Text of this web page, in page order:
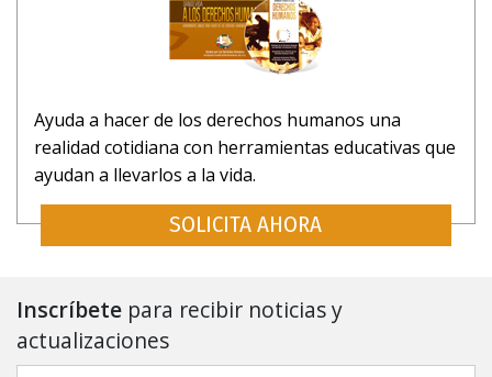
Ayuda a hacer de los derechos humanos una
realidad cotidiana con herramientas educativas que
ayudan a llevarlos a la vida.
SOLICITA AHORA
Inscríbete para recibir noticias y
actualizaciones